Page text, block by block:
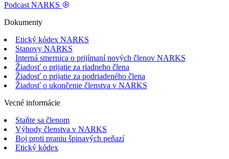
Podcast NARKS
Dokumenty
Etický kódex NARKS
Stanovy NARKS
Interná smernica o prijímaní nových členov NARKS
Žiadosť o prijatie za riadneho člena
Žiadosť o prijatie za podriadeného člena
Žiadosť o ukončenie členstva v NARKS
Vecné informácie
Staňte sa členom
Výhody členstva v NARKS
Boj proti praniu špinavých peňazí
Etický kódex